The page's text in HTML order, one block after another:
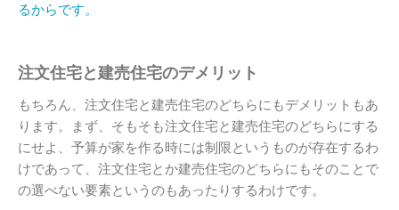
るからです。
注文住宅と建売住宅のデメリット
もちろん、注文住宅と建売住宅のどちらにもデメリットもあ
ります。まず、そもそも注文住宅と建売住宅のどちらにする
にせよ、予算が家を作る時には制限というものが存在するわ
けであって、注文住宅とか建売住宅のどちらにもそのことで
の選べない要素というのもあったりするわけです。